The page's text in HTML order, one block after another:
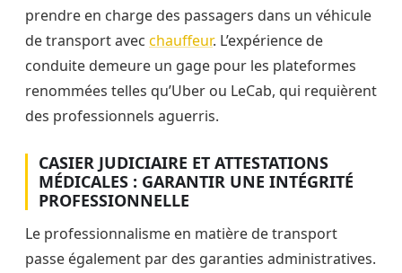
prendre en charge des passagers dans un véhicule
de transport avec chauffeur. L’expérience de
conduite demeure un gage pour les plateformes
renommées telles qu’Uber ou LeCab, qui requièrent
des professionnels aguerris.
CASIER JUDICIAIRE ET ATTESTATIONS
MÉDICALES : GARANTIR UNE INTÉGRITÉ
PROFESSIONNELLE
Le professionnalisme en matière de transport
passe également par des garanties administratives.